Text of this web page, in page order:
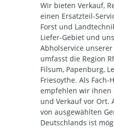
Wir bieten Verkauf,
einen Ersatzteil-
Forst und
Liefer-Gebiet und
Abholservice
umfasst die Region
Filsum, Papenburg,
Friesoythe. Als Fach-
empfehlen wir ihnen
und Verkauf vor Ort.
von ausgewählten
Deutschlands ist